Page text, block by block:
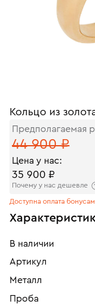
Кольцо из
Предполагаемая
44 900 ₽
Цена у нас:
35 900 ₽
Почему у нас дешевле
Доступна оплата
В наличии
Артикул
Металл
Проба